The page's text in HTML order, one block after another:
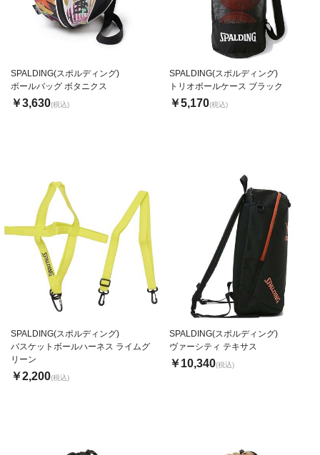
SPALDING(スポルディング)
ボールバッグ ボタニクス
￥3,630(税込)
SPALDING(スポルディング)
トリオボールケース ブラック
￥5,170(税込)
SPALDING(スポルディング)
バスケットボールハーネス ライムグ
リーン
￥2,200(税込)
SPALDING(スポルディング)
ヴァーシティ テキサス
￥10,340(税込)